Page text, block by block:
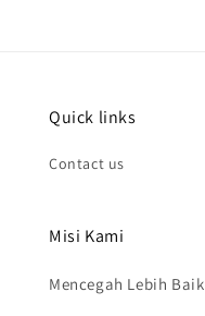
Quick links
Contact us
Misi Kami
Mencegah Lebih Baik